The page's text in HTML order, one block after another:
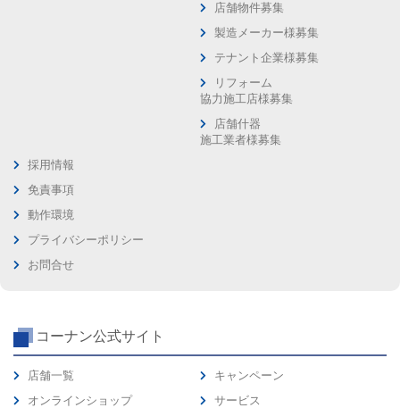
店舗物件募集
製造メーカー様募集
テナント企業様募集
リフォーム
協力施工店様募集
店舗什器
施工業者様募集
採用情報
免責事項
動作環境
プライバシーポリシー
お問合せ
コーナン公式サイト
店舗一覧
オンラインショップ
キャンペーン
サービス